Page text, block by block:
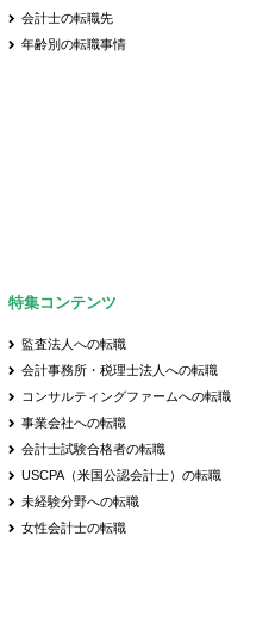
会計士の転職先
年齢別の転職事情
特集コンテンツ
監査法人への転職
会計事務所・税理士法人への転職
コンサルティングファームへの転職
事業会社への転職
会計士試験合格者の転職
USCPA（米国公認会計士）の転職
未経験分野への転職
女性会計士の転職